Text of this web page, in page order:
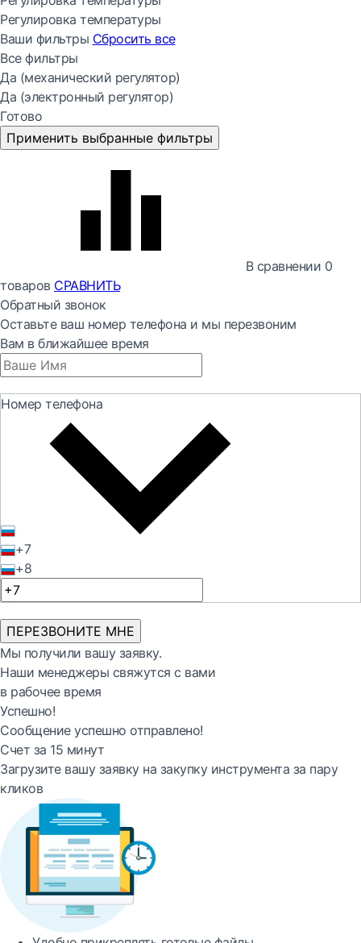
Регулировка температуры
Ваши фильтры Сбросить все
Все фильтры
Да (механический регулятор)
Да (электронный регулятор)
Готово
Применить выбранные фильтры
В сравнении 0
товаров СРАВНИТЬ
Обратный звонок
Оставьте ваш номер телефона и мы перезвоним
Вам в ближайшее время
Номер телефона
+7
+8
ПЕРЕЗВОНИТЕ МНЕ
Мы получили вашу заявку.
Наши менеджеры свяжутся с вами
в рабочее время
Успешно!
Сообщение успешно отправлено!
Счет за 15 минут
Загрузите вашу заявку на закупку инструмента за пару
кликов